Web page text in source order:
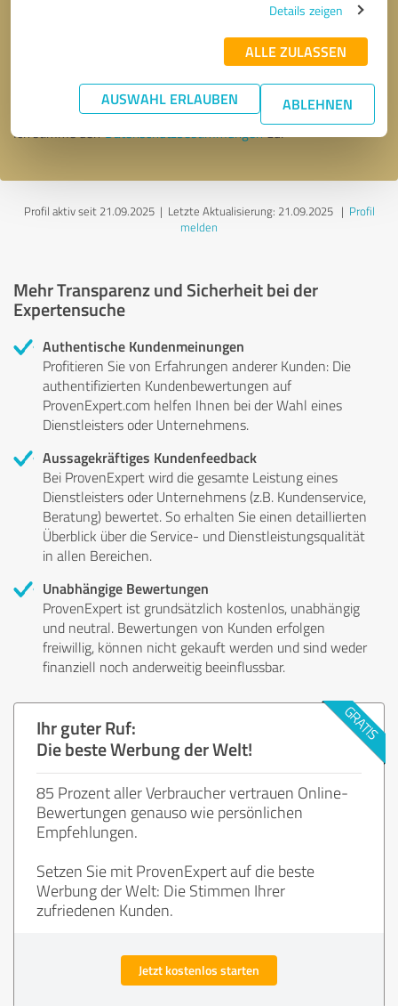
Details zeigen
ALLE ZULASSEN
AUSWAHL ERLAUBEN ABLEHNEN
* Erforderliche Angaben
Nachricht senden
Ich stimme denDatenschutzbestimmungenzu.
Profil aktiv seit 21.09.2025 | Letzte Aktualisierung: 21.09.2025| Profil
melden
Mehr Transparenz und Sicherheit bei der
Expertensuche
Authentische Kundenmeinungen
Profitieren Sie von Erfahrungen anderer Kunden: Die
authentifizierten Kundenbewertungen auf
ProvenExpert.com helfen Ihnen bei der Wahl eines
Dienstleisters oder Unternehmens.
Aussagekräftiges Kundenfeedback
Bei ProvenExpert wird die gesamte Leistung eines
Dienstleisters oder Unternehmens (z.B. Kundenservice,
Beratung) bewertet. So erhalten Sie einen detaillierten
Überblick über die Service- und Dienstleistungsqualität
in allen Bereichen.
Unabhängige Bewertungen
ProvenExpert ist grundsätzlich kostenlos, unabhängig
und neutral. Bewertungen von Kunden erfolgen
freiwillig, können nicht gekauft werden und sind weder
finanziell noch anderweitig beeinflussbar.
Ihr guter Ruf:
Die beste Werbung der Welt!
85 Prozent aller Verbraucher vertrauen Online-
Bewertungen genauso wie persönlichen
Empfehlungen.
Setzen Sie mit ProvenExpert auf die beste
Werbung der Welt: Die Stimmen Ihrer
zufriedenen Kunden.
Jetzt kostenlos starten